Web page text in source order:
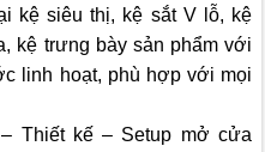
kệ siêu thị, kệ sắt V lỗ, kệ
kệ trưng bày sản phẩm với
linh hoạt, phù hợp với mọi
Thiết kế – Setup mở cửa